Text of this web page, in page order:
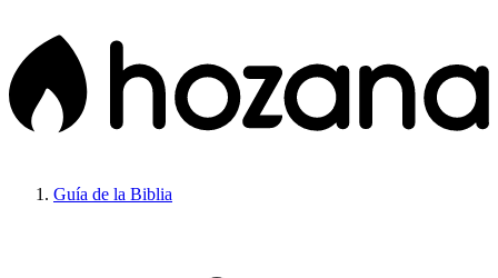
Guía de la Biblia